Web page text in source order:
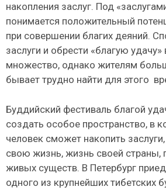
накопления заслуг. Под
понимается положительный
при совершении благих деяний.
заслуги и обрести «благую удачу»
множество, однако жителям
бывает трудно найти для этого
Буддийский фестиваль благой
создать особое пространство, в
человек сможет накопить
свою жизнь, жизнь своей страны,
живых существ. В Петербург
одного из крупнейших тибетских